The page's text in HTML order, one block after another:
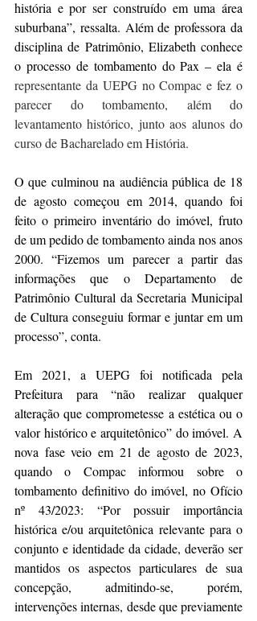
história e por ser construído em uma área
suburbana”, ressalta. Além de professora da
disciplina de Patrimônio, Elizabeth conhece
representante da UEPG no Compac e fez o
parecer do tombamento, além do
levantamento histórico, junto aos alunos do
curso de Bacharelado em História.
O que culminou na audiência pública de 18
de agosto começou em 2014, quando foi
feito o primeiro inventário do imóvel, fruto
de um pedido de tombamento ainda nos anos
2000. “Fizemos um parecer a partir das
informações que o Departamento de
Patrimônio Cultural da Secretaria Municipal
de Cultura conseguiu formar e juntar em um
processo”, conta.
Em 2021, a UEPG foi notificada pela
Prefeitura para “não realizar qualquer
alteração que comprometesse a estética ou o
valor histórico e arquitetônico” do imóvel. A
nova fase veio em 21 de agosto de 2023,
quando o Compac informou sobre o
tombamento definitivo do imóvel, no Ofício
nº 43/2023: “Por possuir importância
histórica e/ou arquitetônica relevante para o
conjunto e identidade da cidade, deverão ser
mantidos os aspectos particulares de sua
concepção, admitindo-se, porém,
intervenções internas, desde que previamente